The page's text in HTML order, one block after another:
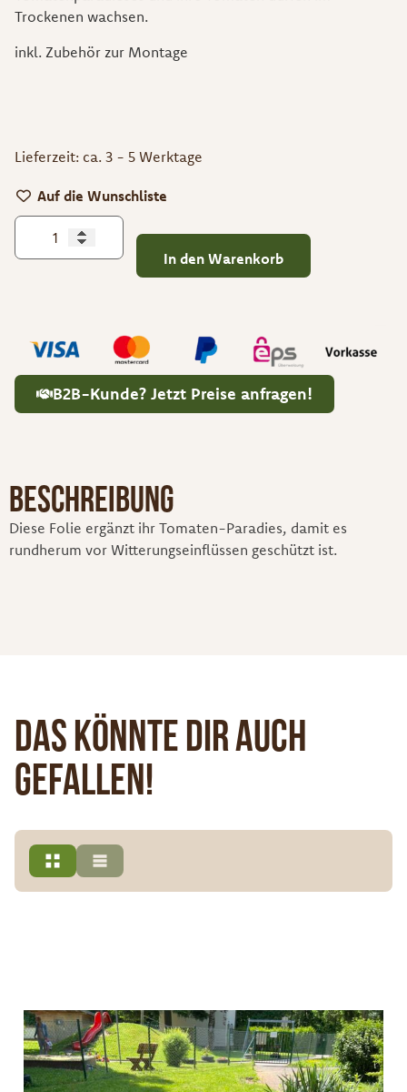
Trockenen wachsen.
inkl. Zubehör zur Montage
Lieferzeit: ca. 3 - 5 Werktage
Auf die Wunschliste
In den Warenkorb
B2B-Kunde? Jetzt Preise anfragen!
Beschreibung
Diese Folie ergänzt ihr Tomaten-Paradies, damit es
rundherum vor Witterungseinflüssen geschützt ist.
Das könnte dir auch
gefallen!